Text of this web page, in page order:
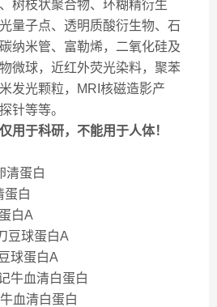
树枝状聚合物、环糊精衍生
量子点、透明质酸衍生物、石
纳米管、富勒烯，二氧化硅及
微球，近红外荧光染料，聚苯
发光颗粒，MRI核磁造影产
针等等。
用于科研，不能用于人体！
清蛋白
蛋白
白A
豆球蛋白A
球蛋白A
牛血清白蛋白
血清白蛋白